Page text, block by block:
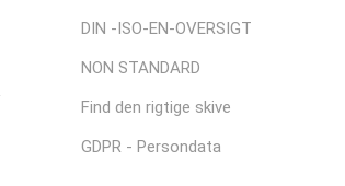
DIN -ISO-EN-OVERSIGT
NON STANDARD
Find den rigtige skive
GDPR - Persondata